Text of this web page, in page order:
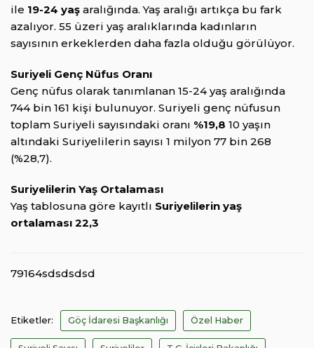
ile 19-24 yaş aralığında. Yaş aralığı artıkça bu fark
azalıyor. 55 üzeri yaş aralıklarında kadınların
sayısının erkeklerden daha fazla olduğu görülüyor.
Suriyeli Genç Nüfus Oranı
Genç nüfus olarak tanımlanan 15-24 yaş aralığında
744 bin 161 kişi bulunuyor. Suriyeli genç nüfusun
toplam Suriyeli sayısındaki oranı %19,8 10 yaşın
altındaki Suriyelilerin sayısı 1 milyon 77 bin 268
(%28,7).
Suriyelilerin Yaş Ortalaması
Yaş tablosuna göre kayıtlı Suriyelilerin yaş
ortalaması 22,3
79164sdsdsdsd
Etiketler: Göç İdaresi Başkanlığı Özel Haber